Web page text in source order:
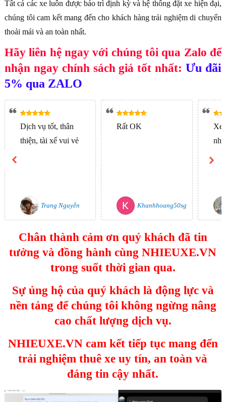
Tất cả các xe luôn được bảo trì định kỳ và hệ thống đặt xe hiện đại,
chúng tôi cam kết mang đến cho khách hàng trải nghiệm di chuyển
thoải mái và an toàn nhất.
Hãy liên hệ ngay với chúng tôi qua Zalo để
nhận ngay chính sách giá tốt nhất:Ưu đãi
5% qua ZALO
Dịch vụ tốt, thân
thiện, tài xế vui vẻ
Trang Nguyễn
Rất OK
Khanhhoang50sg
Xe
Chân thành cảm ơn quý khách đã tin
tưởng và đồng hành cùng NHIEUXE.VN
trong suốt thời gian qua.
Sự ủng hộ của quý khách là động lực và
nền tảng để chúng tôi không ngừng nâng
cao chất lượng dịch vụ.
NHIEUXE.VN cam kết tiếp tục mang đến
trải nghiệm thuê xe uy tín, an toàn và
đáng tin cậy nhất.